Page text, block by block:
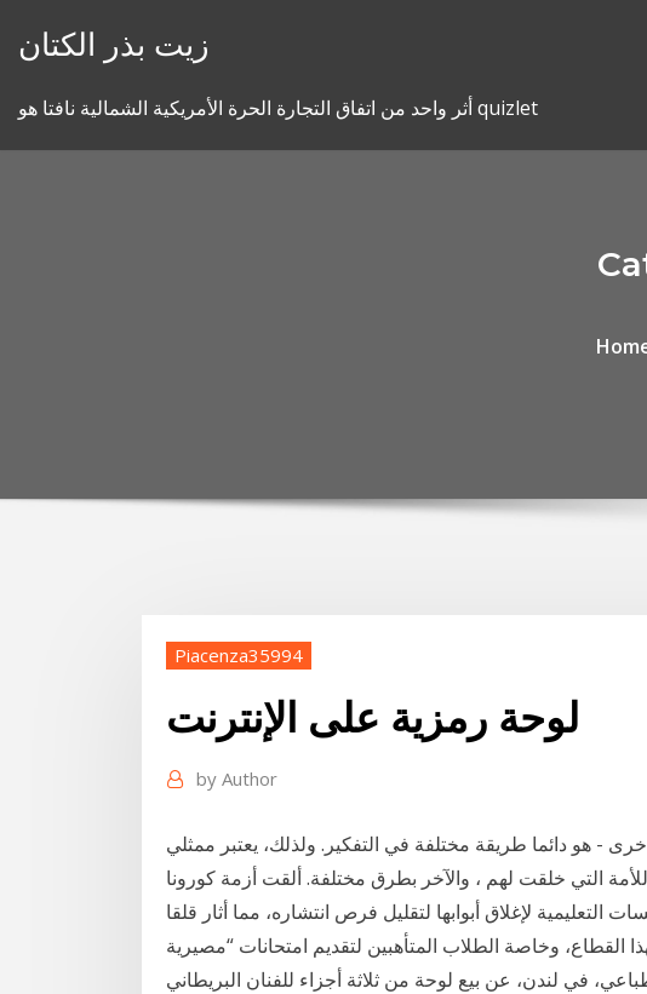
زيت بذر الكتان
أثر واحد من اتفاق التجارة الحرة الأمريكية الشمالية نافتا هو quizlet
Piacenza35994
لوحة رمزية على الإنترنت
by Author
- هو دائما طريقة مختلفة في التفكير. ولذلك، يعتبر ممثلي
التي خلقت لهم ، والآخر بطرق مختلفة. ألقت أزمة كورونا
التعليمية لإغلاق أبوابها لتقليل فرص انتشاره، مما أثار قلقا
في لندن، عن بيع لوحة من ثلاثة أجزاء للفنان البريطاني